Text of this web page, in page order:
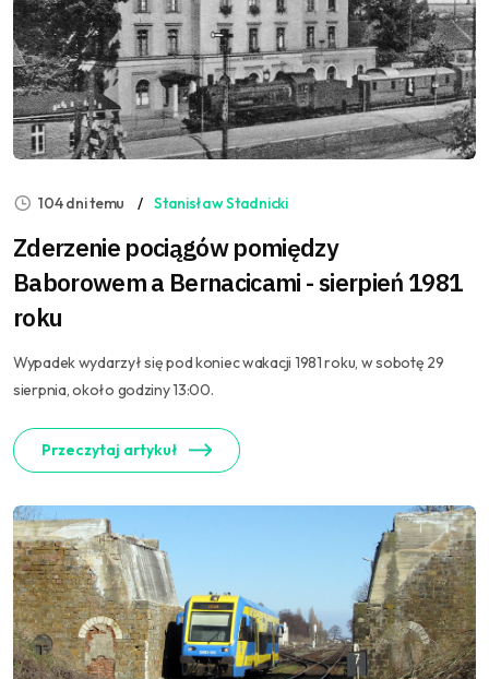
104 dni temu Stanisław Stadnicki
Zderzenie pociągów pomiędzy
Baborowem a Bernacicami - sierpień 1981
roku
Wypadek wydarzył się pod koniec wakacji 1981 roku, w sobotę 29
sierpnia, około godziny 13:00.
Przeczytaj artykuł